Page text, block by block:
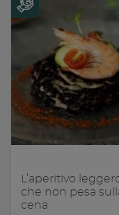
L’aperitivo
che non pesa
cena